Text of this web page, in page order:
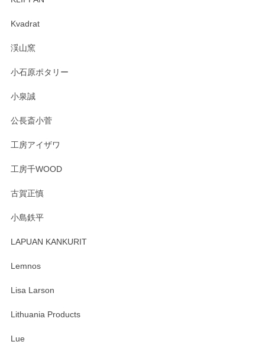
淡いグリーンのカラーがとても可愛いです❤️ ありがとうござ
す。 素敵な湯呑みでとても気に入りました。 発送も早く、
たm(_)m
います。無事に届いたようで安心いたしまし
Kvadrat
渓山窯
小石原ポタリー
小泉誠
公長斎小菅
工房アイザワ
工房千WOOD
古賀正慎
小島鉄平
LAPUAN KANKURIT
Lemnos
Lisa Larson
Lithuania Products
Lue